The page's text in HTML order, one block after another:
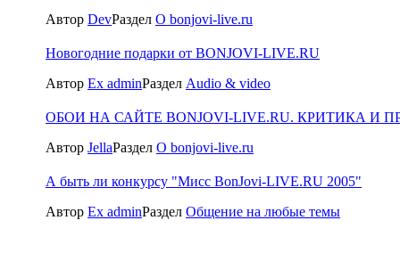
Автор DevРаздел О bonjovi-live.ru
Новогодние подарки от BONJOVI-LIVE.RU
Автор Ex adminРаздел Audio & video
ОБОИ НА САЙТЕ BONJOVI-LIVE.RU. КРИТИКА И
Автор JellaРаздел О bonjovi-live.ru
А быть ли конкурсу "Мисс BonJovi-LIVE.RU 2005"
Автор Ex adminРаздел Общение на любые темы